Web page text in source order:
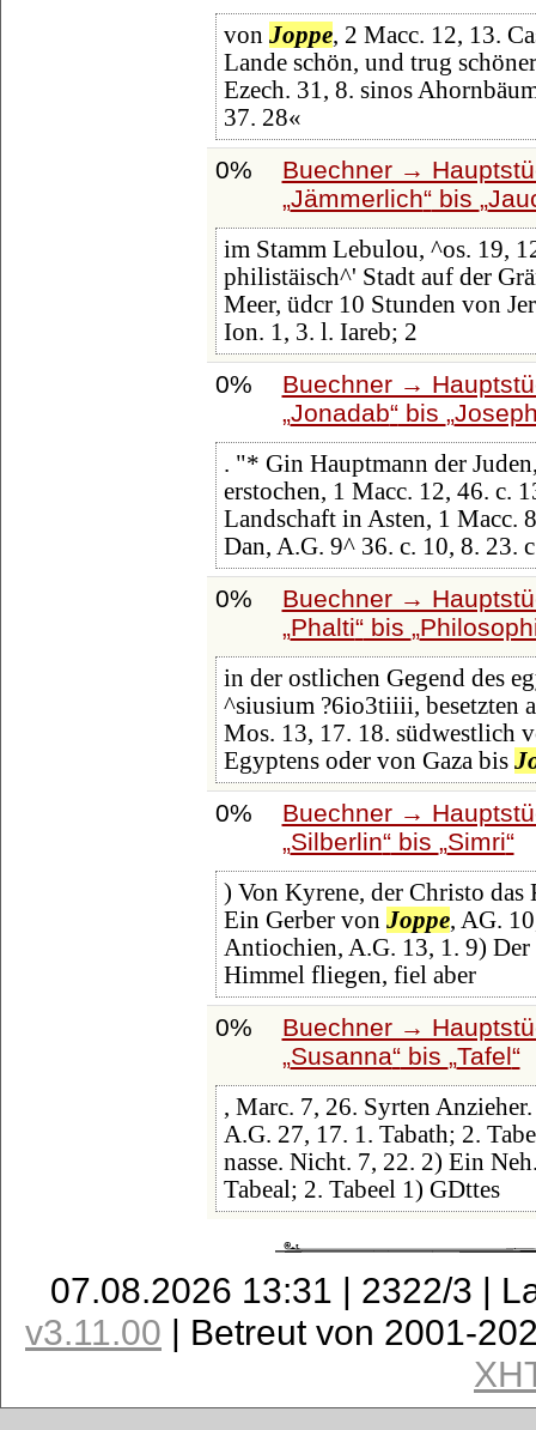
von Joppe, 2 Macc. 12, 13.
Lande schön, und trug
Ezech. 31, 8. sinos
37. 28«
0%
Buechner →
Jämmerlich bis
im Stamm Lebulou, ^os. 19,
philistäisch^' Stadt auf der
Meer, üdcr 10 Stunden von
Ion. 1, 3. l. Iareb; 2
0%
Buechner →
Jonadab bis
. "* Gin Hauptmann der
erstochen, 1 Macc. 12, 46. c.
Landschaft in Asten, 1 Macc.
Dan, A.G. 9^ 36. c. 10, 8. 23.
0%
Buechner →
Phalti bis
in der ostlichen Gegend des
^siusium ?6io3tiiii, besetzten
Mos. 13, 17. 18. südwestlich
Egyptens oder von Gaza bis
0%
Buechner →
Silberlin bis Simri
) Von Kyrene, der Christo
Ein Gerber von Joppe, AG.
Antiochien, A.G. 13, 1. 9)
Himmel fliegen, fiel aber
0%
Buechner →
Susanna bis Tafel
, Marc. 7, 26. Syrten
A.G. 27, 17. 1. Tabath; 2.
nasse. Nicht. 7, 22. 2) Ein
Tabeal; 2. Tabeel 1) GDttes
07.08.2026 13:31 | 2322/3 |
v3.11.00 | Betreut von 2001-